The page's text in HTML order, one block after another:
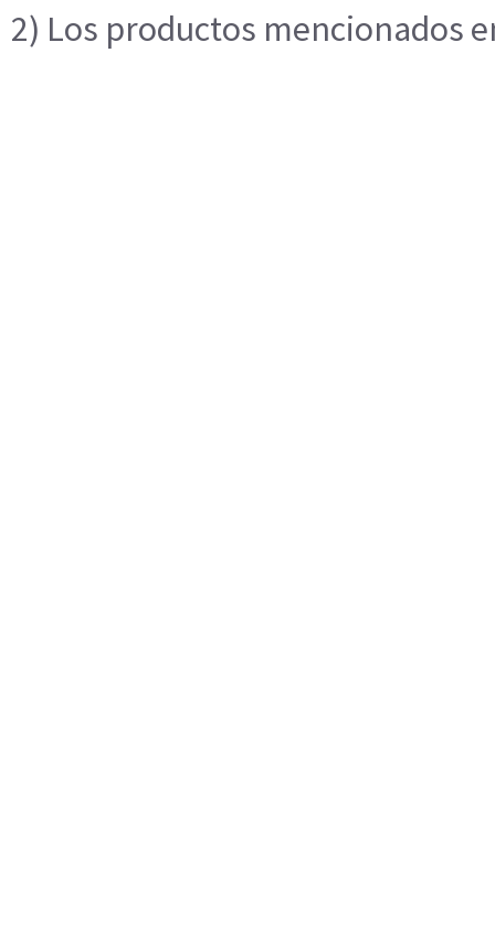
2) Los productos mencionados